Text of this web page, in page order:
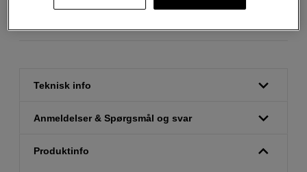
Personlig service og ekspertrådgivning
Teknisk info
Anmeldelser & Spørgsmål og svar
Produktinfo